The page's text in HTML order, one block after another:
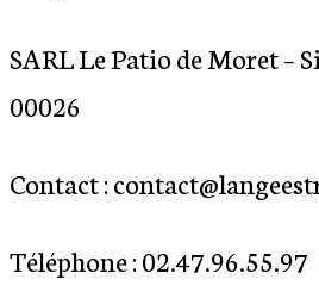
SARL Le Patio de Moret –
00026
Contact : contact
Téléphone :02.47.96.55.97